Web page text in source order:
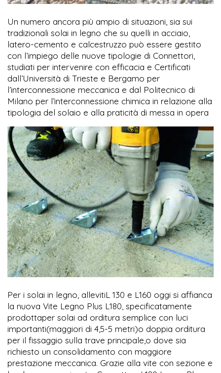
Un numero ancora più ampio di situazioni, sia sui
tradizionali solai in legno che su quelli in acciaio,
latero-cemento e calcestruzzo può essere gestito
con l’impiego delle nuove tipologie di Connettori,
studiati per intervenire con efficacia e Certificati
dall’Università di Trieste e Bergamo per
l’interconnessione meccanica e dal Politecnico di
Milano per l’interconnessione chimica in relazione alla
tipologia del solaio e alla praticità di messa in opera
Per i solai in legno, allevitiL 130 e L160 oggi si affianca
la nuova Vite Legno Plus L180, specificatamente
prodottaper solai ad orditura semplice con luci
importanti(maggiori di 4,5-5 metri)o doppia orditura
per il fissaggio sulla trave principale,o dove sia
richiesto un consolidamento con maggiore
prestazione meccanica. Grazie alla vite con sezione e